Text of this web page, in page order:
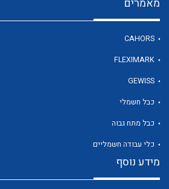
מאמרים
CAHORS
FLEXIMARK
GEWISS
כבל חשמלי
כבל מתח גבוה
כלי עבודה חשמליים
מידע נוסף